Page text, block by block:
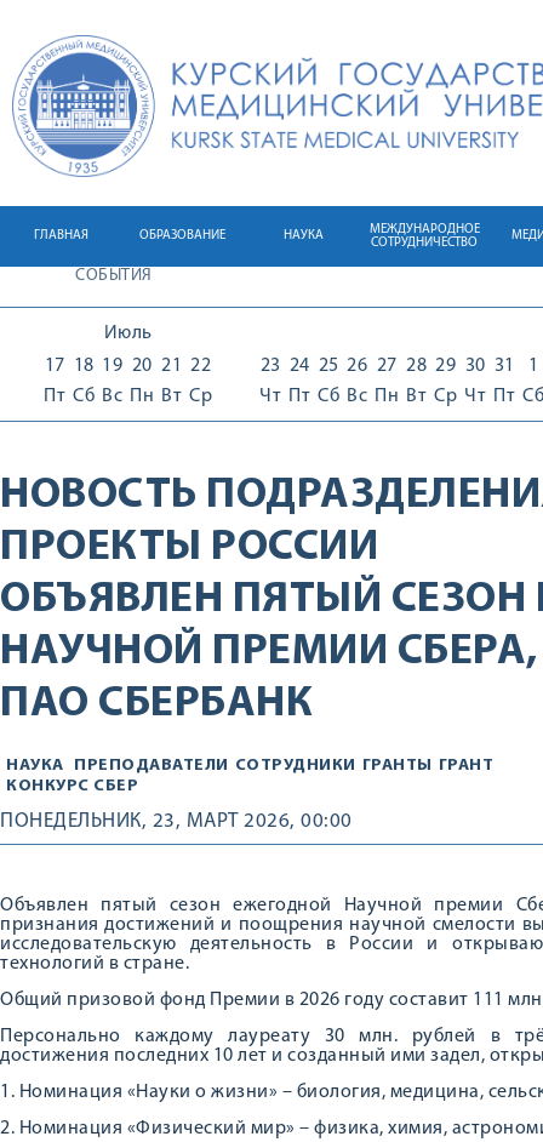
ГЛАВНАЯ ОБРАЗОВАНИЕ НАУКА
МЕЖДУНАРОДНОЕ
СОТРУДНИЧЕСТВО
СОБЫТИЯ
Июль
17
Пт
18
Сб
19
Вс
20
Пн
21
Вт
22
Ср
23
Чт
24
Пт
25
Сб
26
Вс
27
Пн
28
Вт
29
Ср
30
Чт
31
Пт
1
Сб
НОВОСТЬ
ПРОЕКТЫ РОССИИ
ОБЪЯВЛЕН ПЯТЫЙ СЕЗОН
НАУЧНОЙ ПРЕМИИ
ПАО СБЕРБАНК
НАУКА ПРЕПОДАВАТЕЛИ СОТРУДНИКИ ГРАНТЫ ГРАНТ
КОНКУРС СБЕР
ПОНЕДЕЛЬНИК, 23, МАРТ 2026, 00:00
Объявлен пятый сезон ежегодной Научной премии
признания достижений и поощрения научной смелости
исследовательскую деятельность в России и
технологий в стране.
Общий призовой фонд Премии в 2026 году составит 111
Персонально каждому лауреату 30 млн. рублей в
достижения последних 10 лет и созданный ими задел,
1. Номинация «Науки о жизни» – биология, медицина,
2. Номинация «Физический мир» – физика, химия,